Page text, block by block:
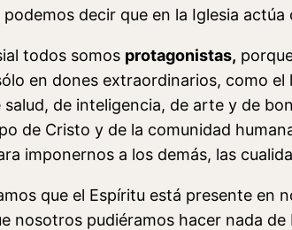
podemos decir que en la Iglesia actúa
todos somos protagonistas,
en dones extraordinarios, como
salud, de inteligencia, de arte y de
de Cristo y de la comunidad
imponernos a los demás, las
que el Espíritu está presente en
nosotros pudiéramos hacer nada de